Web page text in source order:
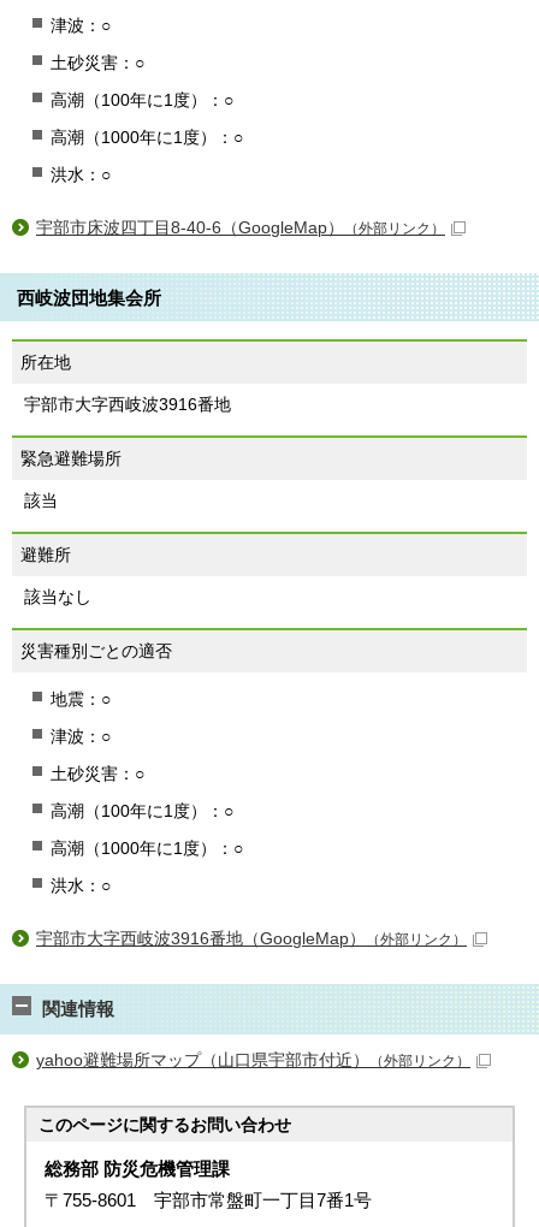
津波：○
土砂災害：○
高潮（100年に1度）：○
高潮（1000年に1度）：○
洪水：○
宇部市床波四丁目8-40-6（GoogleMap） （外部リンク）
西岐波団地集会所
所在地
宇部市大字西岐波3916番地
緊急避難場所
該当
避難所
該当なし
災害種別ごとの適否
地震：○
津波：○
土砂災害：○
高潮（100年に1度）：○
高潮（1000年に1度）：○
洪水：○
宇部市大字西岐波3916番地（GoogleMap） （外部リンク）
関連情報
yahoo避難場所マップ（山口県宇部市付近） （外部リンク）
このページに関するお問い合わせ
総務部 防災危機管理課
〒755-8601 宇部市常盤町一丁目7番1号